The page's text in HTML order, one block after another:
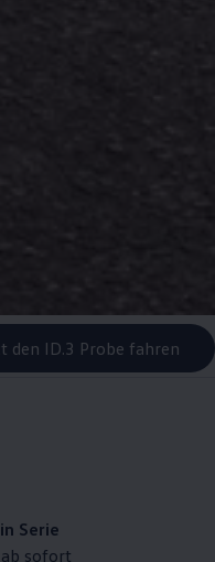
den ID.3 Probe fahren
Serie
sofort